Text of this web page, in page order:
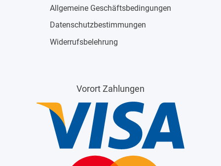
Allgemeine Geschäftsbedingungen
Datenschutzbestimmungen
Widerrufsbelehrung
Vorort Zahlungen